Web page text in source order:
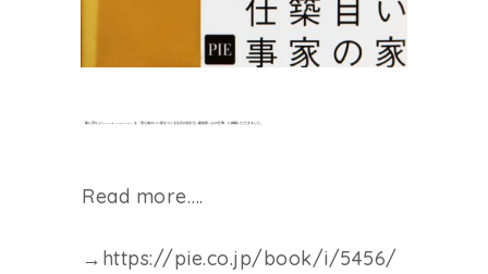
「森に浮かぶ/Floating in the forest」を「居心地のいい家をつくる注目の設計士&建築家100人の仕事」に掲載いただきました。
Read more….
→ https://pie.co.jp/book/i/5456/